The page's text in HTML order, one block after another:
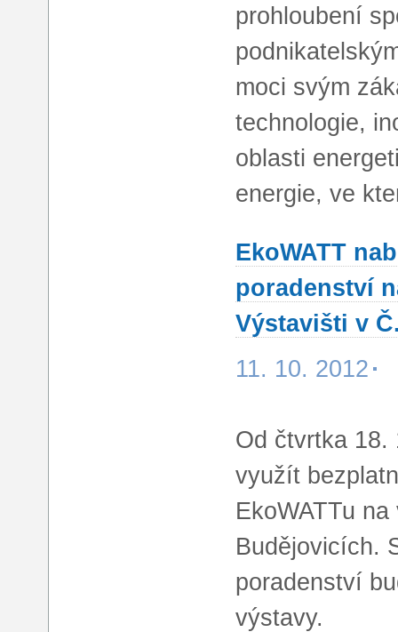
prohloubení
moci svým
technologie,
oblasti
energie, ve
EkoWATT
poradenství
Výstavišti v
11. 10. 2012
Od čtvrtka 18.
využít
EkoWATTu
Budějovicích.
poradenství
výstavy.